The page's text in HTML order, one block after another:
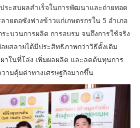
ระสบผลสำเร็จในการพัฒนาและถ่ายทอด
ายตอซังฟางข้าวแก่เกษตรกรใน 5 อำเภอ
ะบวนการผลิต การอบรม จนถึงการใช้จริง
ยสลายได้มีประสิทธิภาพกว่าวิธีดั้งเดิม
าในที่โล่ง เพิ่มผลผลิต และลดต้นทุนการ
ามคุ้มค่าทางเศรษฐกิจมากขึ้น